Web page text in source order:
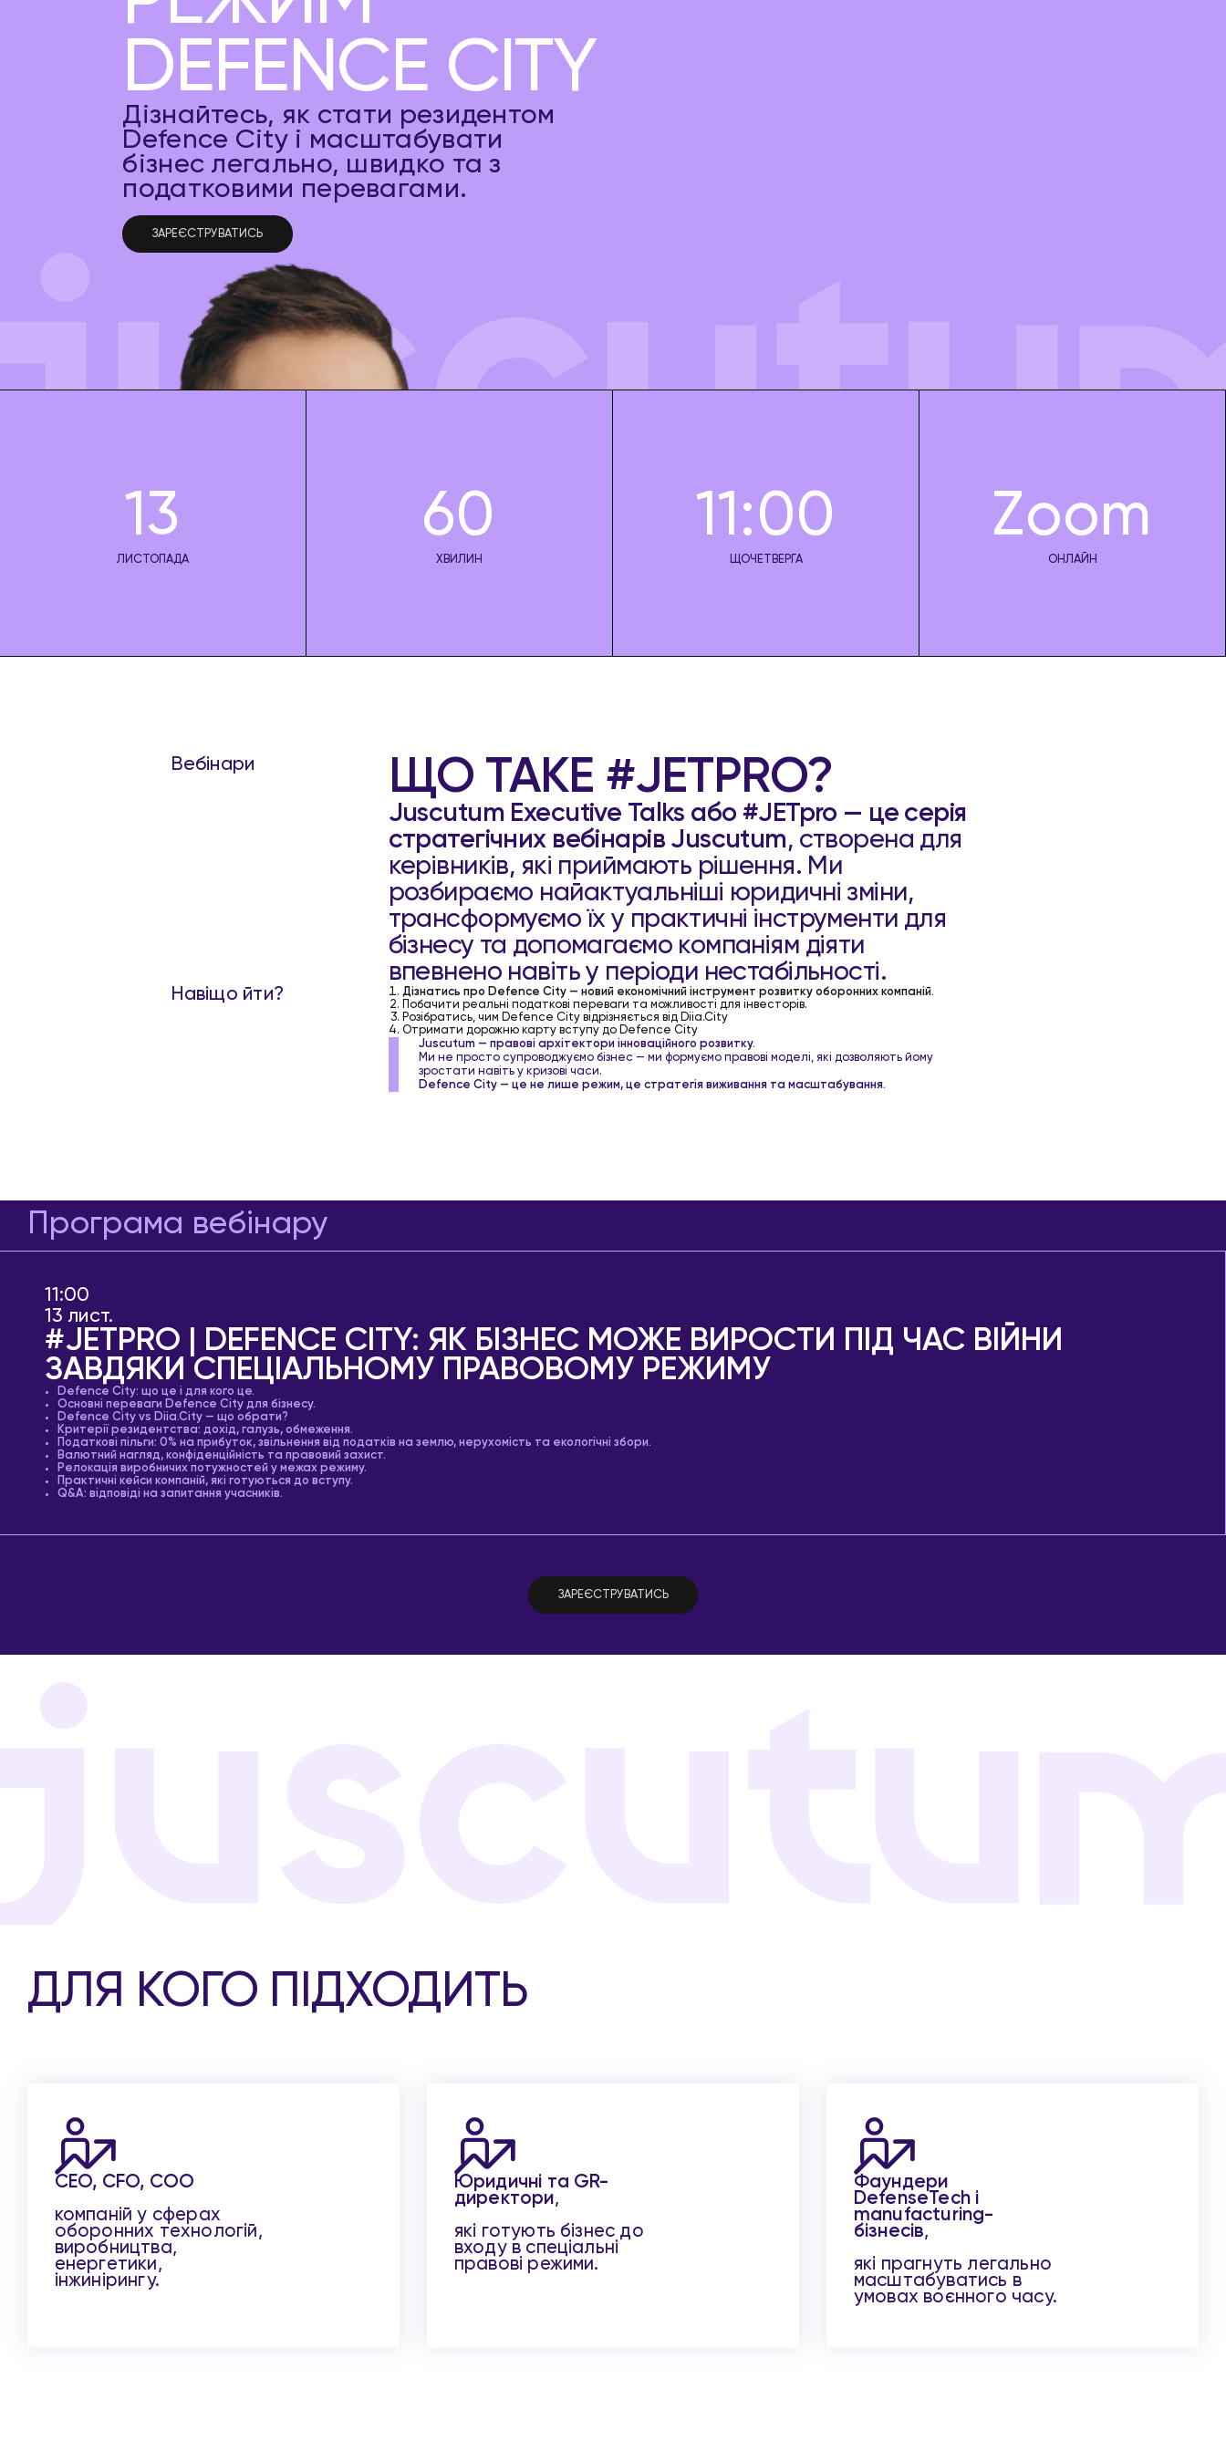
DEFENCE CITY
Дізнайтесь, як стати резидентом
Defence City і масштабувати
бізнес легально, швидко та з
податковими перевагами.
ЗАРЕЄСТРУВАТИСЬ
13
ЛИСТОПАДА
60
ХВИЛИН
11:00
ЩОЧЕТВЕРГА
Zoom
ОНЛАЙН
Вебінари ЩО ТАКЕ #JETPRO?
Juscutum Executive Talks або #JETpro — це серія
стратегічних вебінарів Juscutum, створена для
керівників, які приймають рішення. Ми
розбираємо найактуальніші юридичні зміни,
трансформуємо їх у практичні інструменти для
бізнесу та допомагаємо компаніям діяти
впевнено навіть у періоди нестабільності.
Навіщо йти?
Дізнатись про Defence City — новий економічний інструмент розвитку оборонних компаній.
Побачити реальні податкові переваги та можливості для інвесторів.
Розібратись, чим Defence City відрізняється від Diia.City
Отримати дорожню карту вступу до Defence City
Juscutum — правові архітектори інноваційного розвитку.
Ми не просто супроводжуємо бізнес — ми формуємо правові моделі, які дозволяють йому
зростати навіть у кризові часи.
Defence City — це не лише режим, це стратегія виживання та масштабування.
Програма вебінару
11:00
13 лист.
#JETPRO | DEFENCE CITY: ЯК БІЗНЕС МОЖЕ ВИРОСТИ ПІД ЧАС ВІЙНИ
ЗАВДЯКИ СПЕЦІАЛЬНОМУ ПРАВОВОМУ РЕЖИМУ
Defence City: що це і для кого це.
Основні переваги Defence City для бізнесу.
Defence City vs Diia.City — що обрати?
Критерії резидентства: дохід, галузь, обмеження.
Податкові пільги: 0% на прибуток, звільнення від податків на землю, нерухомість та екологічні збори.
Валютний нагляд, конфіденційність та правовий захист.
Релокація виробничих потужностей у межах режиму.
Практичні кейси компаній, які готуються до вступу.
Q&A: відповіді на запитання учасників.
ЗАРЕЄСТРУВАТИСЬ
ДЛЯ КОГО ПІДХОДИТЬ
CEO, CFO, COO
компаній у сферах
оборонних технологій,
виробництва,
енергетики,
інжинірингу.
Юридичні та GR-
директори,
які готують бізнес до
входу в спеціальні
правові режими.
Фаундери
DefenseTech і
manufacturing-
бізнесів,
які прагнуть легально
масштабуватись в
умовах воєнного часу.